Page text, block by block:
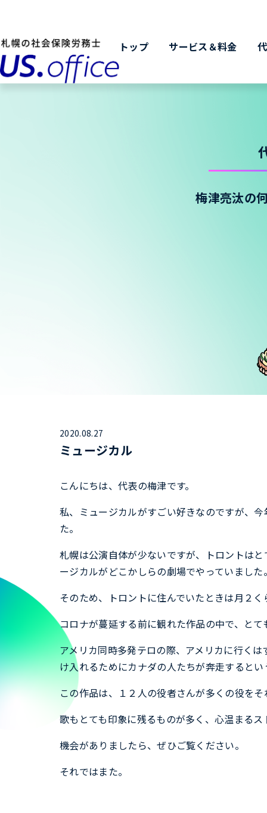
トップ サービス＆料金
梅津亮汰の
2020.08.27
ミュージカル
こんにちは、代表の梅津です。
私、ミュージカルがすごい好きなのですが、
た。
札幌は公演自体が少ないですが、トロントは
ージカルがどこかしらの劇場でやっていました
そのため、トロントに住んでいたときは月２
コロナが蔓延する前に観れた作品の中で、と
アメリカ同時多発テロの際、アメリカに行く
け入れるためにカナダの人たちが奔走すると
この作品は、１２人の役者さんが多くの役を
歌もとても印象に残るものが多く、心温まる
機会がありましたら、ぜひご覧ください。
それではまた。